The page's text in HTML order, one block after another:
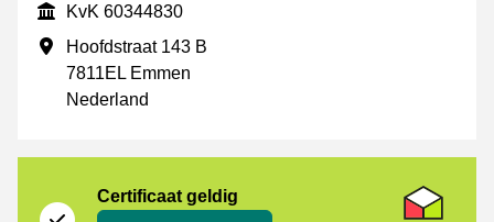
KvK
KvK 60344830
Vestigingsadres
Hoofdstraat 143 B
7811EL Emmen
Nederland
Certificaat geldig